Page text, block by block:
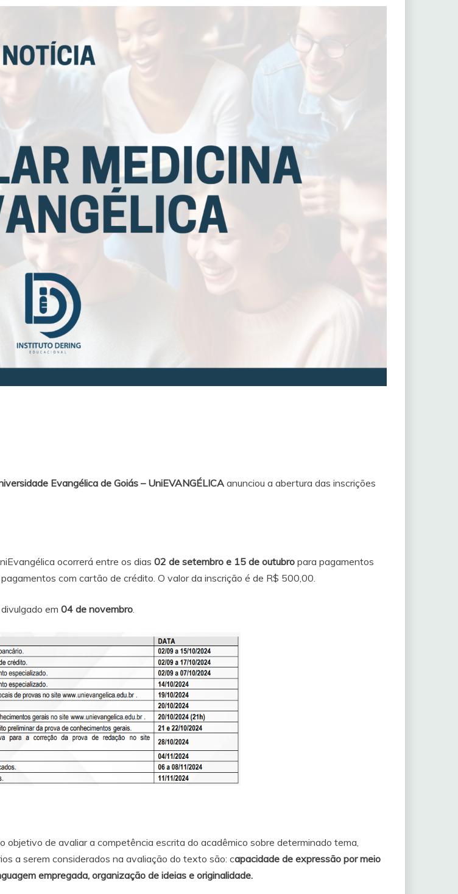
Evangélica de Goiás – UniEVANGÉLICAanunciou a abertura das inscrições
ocorrerá entre os dias 02 de setembro e 15 de outubro para pagamentos
com cartão de crédito. O valor da inscrição é de R$ 500,00.
em 04 de novembro.
objetivo de avaliar a competência escrita do acadêmico sobre determinado tema,
a serem considerados na avaliação do texto são: capacidade de expressão por meio
empregada, organização de ideias e originalidade.